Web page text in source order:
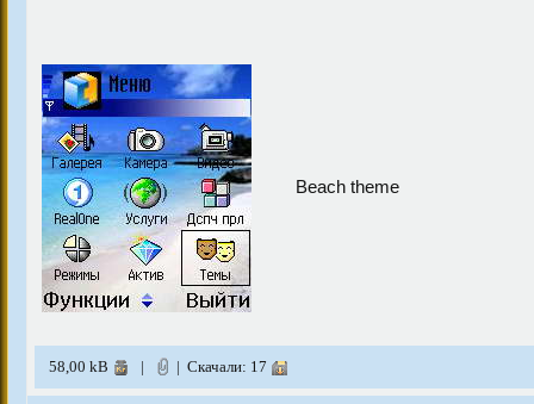
Beach theme
58,00 kB | | Скачали: 17